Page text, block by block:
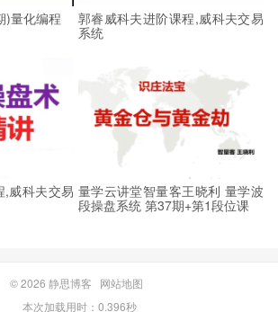
)量化编程
郭睿威科夫进阶课程,威科夫交易
系统
,威科夫交易 量学云讲堂智量客王晓利 量学波
段操盘系统 第37期+第1段位课
© 2026 静思博客
网站地图
本次加载用时：0.396秒